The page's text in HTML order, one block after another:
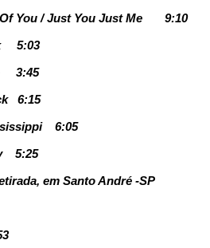
You / Just You Just Me
9:10
5:03
3:45
6:15
6:05
5:25
em Santo André -SP